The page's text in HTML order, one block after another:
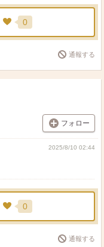
0
通報する
フォロー
2025/8/10 02:44
0
通報する